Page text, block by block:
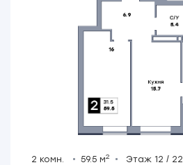
2 комн. 59.5 м2 Этаж 12 / 22